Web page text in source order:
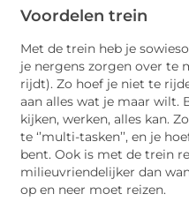
Voordelen trein
Met de trein heb je
je nergens zorgen over te
rijdt). Zo hoef je niet te
aan alles wat je maar wilt.
kijken, werken, alles kan.
te ‘’multi-tasken’’, en je
bent. Ook is met de trein
milieuvriendelijker dan
op en neer moet reizen.